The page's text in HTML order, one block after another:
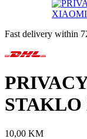
Fast delivery within
10,00 KM